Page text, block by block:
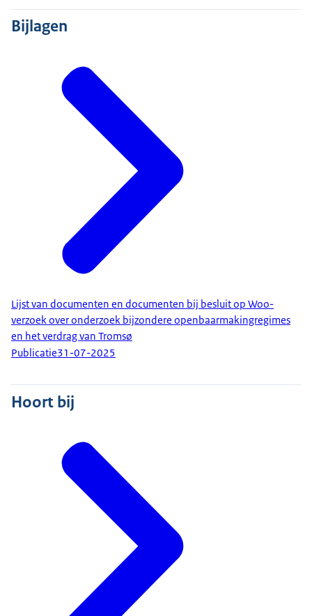
Bijlagen
Lijst van documenten en documenten bij besluit op Woo-
verzoek over onderzoek bijzondere openbaarmakingregimes
en het verdrag van Tromsø
Publicatie31-07-2025
Hoort bij